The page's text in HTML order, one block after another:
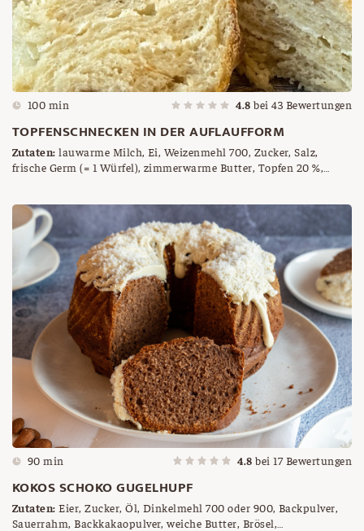
100 min 4.8 bei43 Bewertungen
TOPFENSCHNECKEN IN DER AUFLAUFFORM
Zutaten: lauwarme Milch, Ei, Weizenmehl 700, Zucker, Salz,
frische Germ (= 1 Würfel), zimmerwarme Butter, Topfen 20 %,
90 min 4.8 bei17Bewertungen
KOKOS SCHOKO GUGELHUPF
Zutaten: Eier, Zucker, Öl, Dinkelmehl 700 oder 900, Backpulver,
Sauerrahm, Backkakaopulver, weiche Butter, Brösel,